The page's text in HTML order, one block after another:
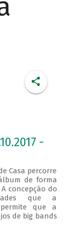
-
Casa percorre
de forma
concepção do
que a
que a
de big bands